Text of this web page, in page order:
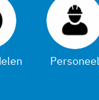
Personeel